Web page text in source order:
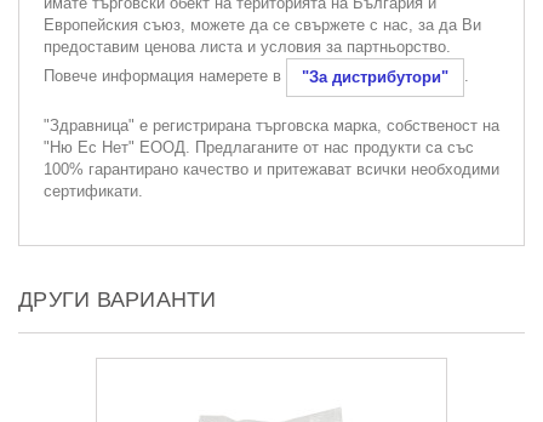
Европейския съюз, можете да се свържете с нас, за да Ви
предоставим ценова листа и условия за партньорство.
Повече информация намерете в
"За дистрибутори" .
"Здравница" е регистрирана търговска марка, собственост на
"Ню Ес Нет" ЕООД. Предлаганите от нас продукти са със
100% гарантирано качество и притежават всички необходими
сертификати.
ДРУГИ ВАРИАНТИ